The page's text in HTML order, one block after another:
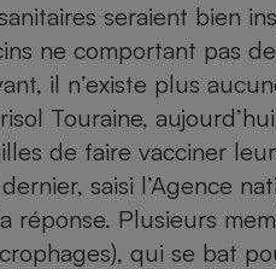
seraient bien
ne comportant pas
il n’existe plus
Touraine,
de faire vacciner
saisi l’Agence
réponse. Plusieurs
qui se bat
bouteille
Banque en
Lave-linge
Téléviseur
Matelas
Antimoustique